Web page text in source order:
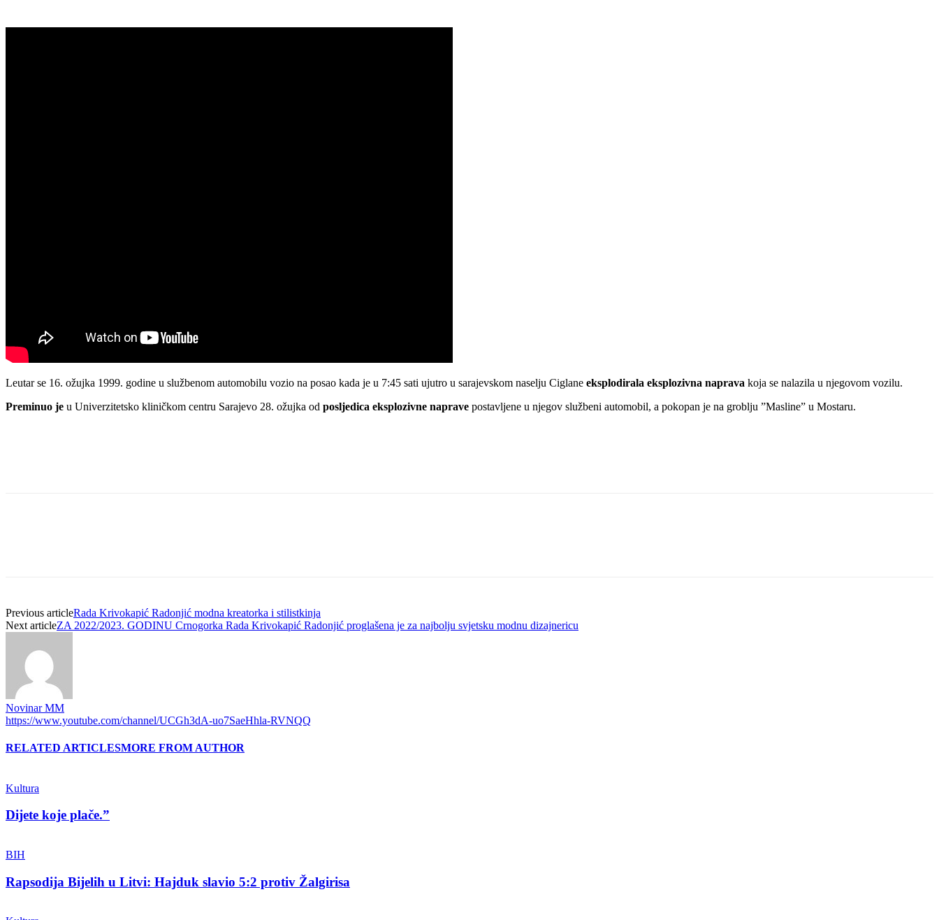
Leutar se 16. ožujka 1999. godine u službenom automobilu vozio na posao kada je u 7:45 sati ujutro u sarajevskom naselju Ciglane eksplodirala eksplozivna naprava koja se nalazila u njegovom vozilu.
Preminuo je u Univerzitetsko kliničkom centru Sarajevo 28. ožujka od posljedica eksplozivne naprave postavljene u njegov službeni automobil, a pokopan je na groblju ”Masline” u Mostaru.
Previous articleRada Krivokapić Radonjić modna kreatorka i stilistkinja
Next articleZA 2022/2023. GODINU Crnogorka Rada Krivokapić Radonjić proglašena je za najbolju svjetsku modnu dizajnericu
Novinar MM
https://www.youtube.com/channel/UCGh3dA-uo7SaeHhla-RVNQQ
RELATED ARTICLESMORE FROM AUTHOR
Kultura
Dijete koje plače.”
BIH
Rapsodija Bijelih u Litvi: Hajduk slavio 5:2 protiv Žalgirisa